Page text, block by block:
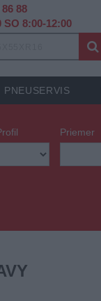
Priemer
88
SO 8:00-12:00
PNEUSERVIS